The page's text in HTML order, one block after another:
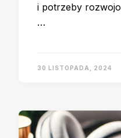
i potrzeby
…
30 LISTOPADA, 2024